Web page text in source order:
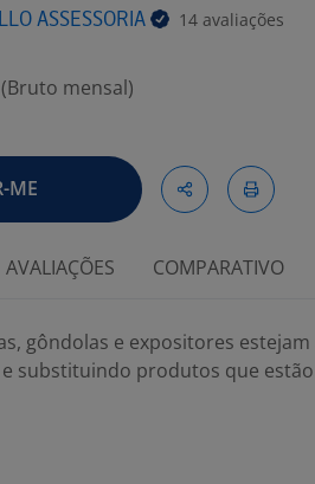
ASSESSORIA 14 avaliações
(Bruto mensal)
ME
AVALIAÇÕES COMPARATIVO
gôndolas e expositores
substituindo produtos que